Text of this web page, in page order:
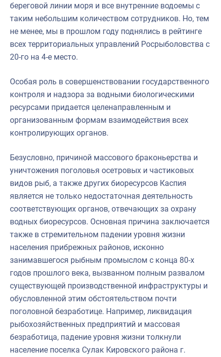
береговой линии моря и все внутренние водоемы с
таким небольшим количеством сотрудников. Но, тем
не менее, мы в прошлом году поднялись в рейтинге
всех территориальных управлений Росрыболовства с
20-го на 4-е место.
Особая роль в совершенствовании государственного
контроля и надзора за водными биологическими
ресурсами придается целенаправленным и
организованным формам взаимодействия всех
контролирующих органов.
Безусловно, причиной массового браконьерства и
уничтожения поголовья осетровых и частиковых
видов рыб, а также других биоресурсов Каспия
является не только недостаточная деятельность
соответствующих органов, отвечающих за охрану
водных биоресурсов. Основная причина заключается
также в стремительном падении уровня жизни
населения прибрежных районов, исконно
занимавшегося рыбным промыслом с конца 80-х
годов прошлого века, вызванном полным развалом
существующей производственной инфраструктуры и
обусловленной этим обстоятельством почти
поголовной безработице. Например, ликвидация
рыбохозяйственных предприятий и массовая
безработица, падение уровня жизни толкнули
население поселка Сулак Кировского района г.